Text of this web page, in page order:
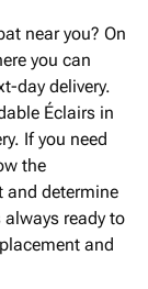
near you? On
you can
day delivery.
Éclairs in
If you need
the
and determine
always ready to
and